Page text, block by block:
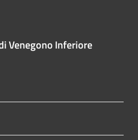
Venegono Inferiore